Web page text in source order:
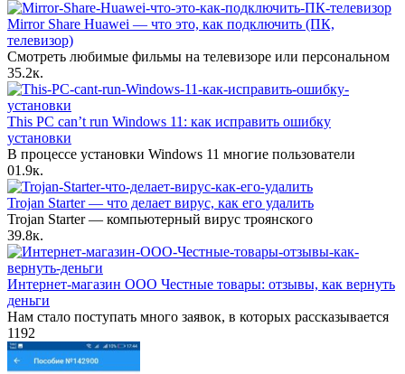
Mirror Share Huawei — что это, как подключить (ПК,
телевизор)
Смотреть любимые фильмы на телевизоре или персональном
35.2к.
This PC can’t run Windows 11: как исправить ошибку
установки
В процессе установки Windows 11 многие пользователи
01.9к.
Trojan Starter — что делает вирус, как его удалить
Trojan Starter — компьютерный вирус троянского
39.8к.
Интернет-магазин ООО Честные товары: отзывы, как вернуть
деньги
Нам стало поступать много заявок, в которых рассказывается
1192